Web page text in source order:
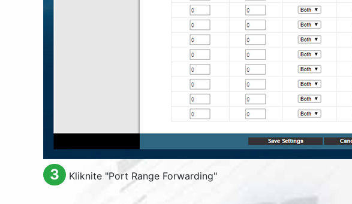
3 Kliknite "Port Range Forwarding"